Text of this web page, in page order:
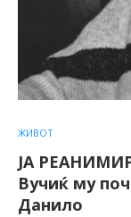
ЖИВОТ
ЈА
Вучиќ му
Данило